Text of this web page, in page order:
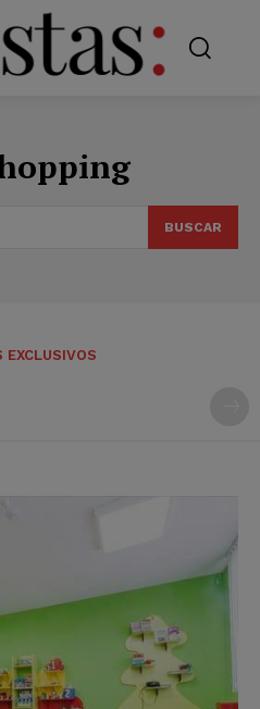
BUSCAR
EXCLUSIVOS